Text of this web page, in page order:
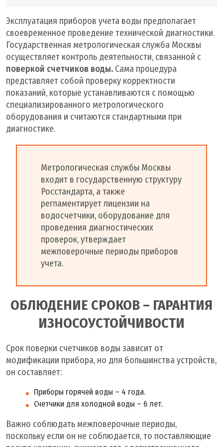
Эксплуатация приборов учета воды предполагает
своевременное проведение технической диагностики.
Государственная метрологическая служба Москвы
осуществляет контроль деятельности, связанной с
поверкой счетчиков воды. Сама процедура
представляет собой проверку корректности
показаний, которые устанавливаются с помощью
специализированного метрологического
оборудования и считаются стандартными при
диагностике.
Метрологическая службы Москвы
входит в государственную структуру
Росстандарта, а также
регламентирует лицензии на
водосчетчики, оборудование для
проведения диагностических
проверок, утверждает
межповерочные периоды приборов
учета.
ОБЛЮДЕНИЕ СРОКОВ – ГАРАНТИЯ
ИЗНОСОУСТОЙЧИВОСТИ
Срок поверки счетчиков воды зависит от
модификации прибора, но для большинства устройств,
он составляет:
Приборы горячей воды – 4 года.
Счетчики для холодной воды – 6 лет.
Важно соблюдать межповерочные периоды,
поскольку если он не соблюдается, то поставляющие